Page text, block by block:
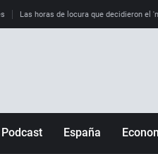
Las horas de locura que decidieron el
Podcast España